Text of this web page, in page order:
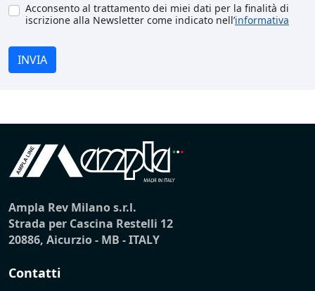
Acconsento al trattamento dei miei dati per la finalità di
iscrizione alla Newsletter come indicato nell’informativa
INVIA
Ampla Rev Milano s.r.l.
Strada per Cascina Restelli 12
20886, Aicurzio - MB - ITALY
Contatti